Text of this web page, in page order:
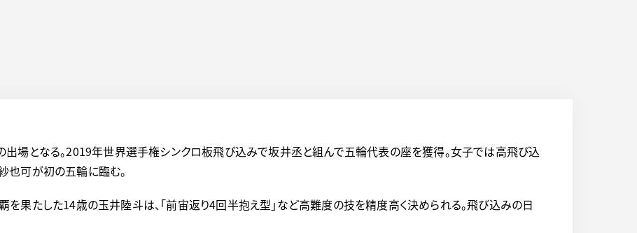
場となる。2019年世界選手権シンクロ板飛び込みで坂井丞と組んで五輪代表の座を獲得。女子では高飛び込
也可が初の五輪に臨む。
果たした14歳の玉井陸斗は、「前宙返り4回半抱え型」など高難度の技を精度高く決められる。飛び込みの日